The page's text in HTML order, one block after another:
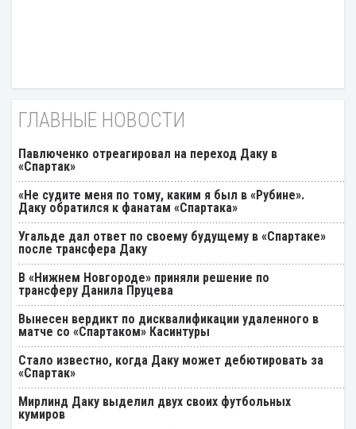
ГЛАВНЫЕ НОВОСТИ
Павлюченко отреагировал на переход Даку в
«Спартак»
«Не судите меня по тому, каким я был в «Рубине».
Даку обратился к фанатам «Спартака»
Угальде дал ответ по своему будущему в «Спартаке»
после трансфера Даку
В «Нижнем Новгороде» приняли решение по
трансферу Данила Пруцева
Вынесен вердикт по дисквалификации удаленного в
матче со «Спартаком» Касинтуры
Стало известно, когда Даку может дебютировать за
«Спартак»
Мирлинд Даку выделил двух своих футбольных
кумиров